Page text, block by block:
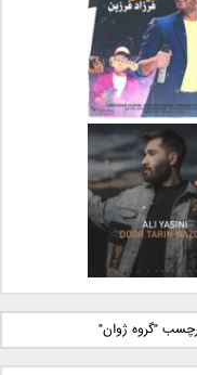
بنام صورت
آهنگ جدید فرزاد
بنام آتیش
آهنگ جدید علی
دورترین نزدیک
"گروه ژوان"